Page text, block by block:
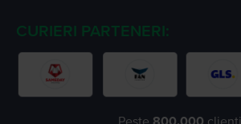
CURIERI PARTENERI: